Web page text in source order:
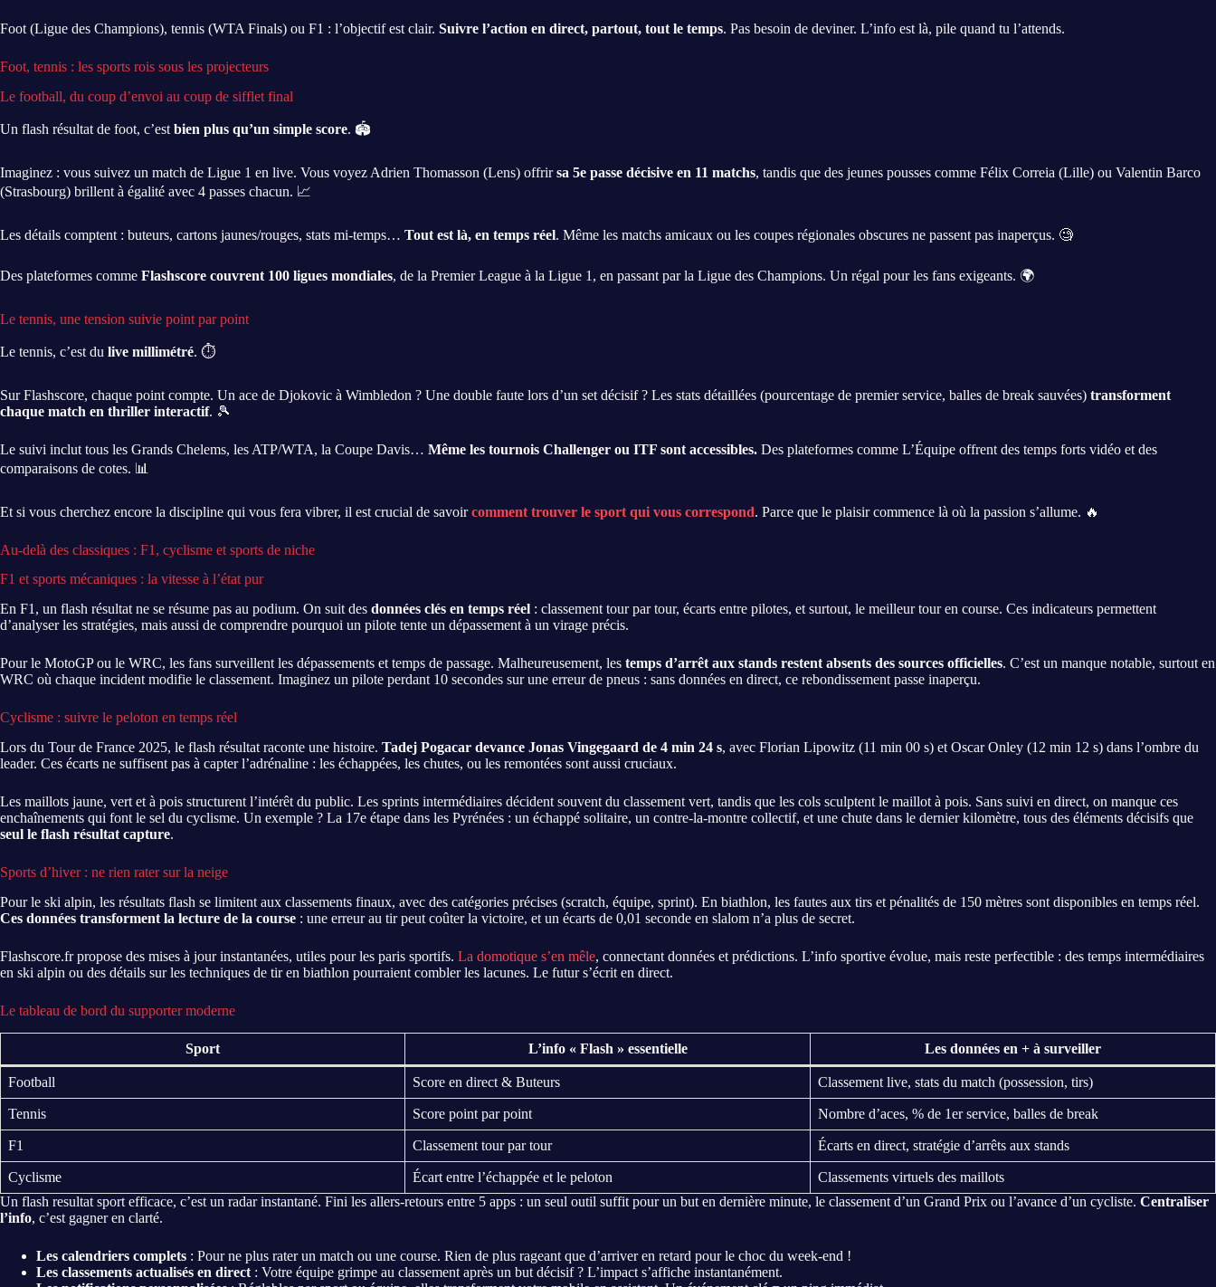
Foot (Ligue des Champions), tennis (WTA Finals) ou F1 : l’objectif est clair. Suivre l’action en direct, partout, tout le temps. Pas besoin de deviner. L’info est là, pile quand tu l’attends.
Foot, tennis : les sports rois sous les projecteurs
Le football, du coup d’envoi au coup de sifflet final
Un flash résultat de foot, c’est bien plus qu’un simple score. 🏟️
Imaginez : vous suivez un match de Ligue 1 en live. Vous voyez Adrien Thomasson (Lens) offrirsa 5e passe décisive en 11 matchs, tandis que des jeunes pousses comme Félix Correia (Lille) ou Valentin Barco
(Strasbourg) brillent à égalité avec 4 passes chacun. 📈
Les détails comptent : buteurs, cartons jaunes/rouges, stats mi-temps… Tout est là, en temps réel. Même les matchs amicaux ou les coupes régionales obscures ne passent pas inaperçus. 🧐
Des plateformes comme Flashscore couvrent 100 ligues mondiales, de la Premier League à la Ligue 1, en passant par la Ligue des Champions. Un régal pour les fans exigeants. 🌍
Le tennis, une tension suivie point par point
Le tennis, c’est du live millimétré. ⏱️
Sur Flashscore, chaque point compte. Un ace de Djokovic à Wimbledon ? Une double faute lors d’un set décisif ? Les stats détaillées (pourcentage de premier service, balles de break sauvées) transforment
chaque match en thriller interactif. 🎾
Le suivi inclut tous les Grands Chelems, les ATP/WTA, la Coupe Davis… Même les tournois Challenger ou ITF sont accessibles. Des plateformes comme L’Équipe offrent des temps forts vidéo et des
comparaisons de cotes. 📊
Et si vous cherchez encore la discipline qui vous fera vibrer, il est crucial de savoircomment trouver le sport qui vous correspond. Parce que le plaisir commence là où la passion s’allume. 🔥
Au-delà des classiques : F1, cyclisme et sports de niche
F1 et sports mécaniques : la vitesse à l’état pur
En F1, un flash résultat ne se résume pas au podium. On suit des données clés en temps réel : classement tour par tour, écarts entre pilotes, et surtout, le meilleur tour en course. Ces indicateurs permettent
d’analyser les stratégies, mais aussi de comprendre pourquoi un pilote tente un dépassement à un virage précis.
Pour le MotoGP ou le WRC, les fans surveillent les dépassements et temps de passage. Malheureusement, les temps d’arrêt aux stands restent absents des sources officielles. C’est un manque notable, surtout en
WRC où chaque incident modifie le classement. Imaginez un pilote perdant 10 secondes sur une erreur de pneus : sans données en direct, ce rebondissement passe inaperçu.
Cyclisme : suivre le peloton en temps réel
Lors du Tour de France 2025, le flash résultat raconte une histoire. Tadej Pogacar devance Jonas Vingegaard de 4 min 24 s, avec Florian Lipowitz (11 min 00 s) et Oscar Onley (12 min 12 s) dans l’ombre du
leader. Ces écarts ne suffisent pas à capter l’adrénaline : les échappées, les chutes, ou les remontées sont aussi cruciaux.
Les maillots jaune, vert et à pois structurent l’intérêt du public. Les sprints intermédiaires décident souvent du classement vert, tandis que les cols sculptent le maillot à pois. Sans suivi en direct, on manque ces
enchaînements qui font le sel du cyclisme. Un exemple ? La 17e étape dans les Pyrénées : un échappé solitaire, un contre-la-montre collectif, et une chute dans le dernier kilomètre, tous des éléments décisifs que
seul le flash résultat capture.
Sports d’hiver : ne rien rater sur la neige
Pour le ski alpin, les résultats flash se limitent aux classements finaux, avec des catégories précises (scratch, équipe, sprint). En biathlon, les fautes aux tirs et pénalités de 150 mètres sont disponibles en temps réel.
Ces données transforment la lecture de la course : une erreur au tir peut coûter la victoire, et un écarts de 0,01 seconde en slalom n’a plus de secret.
Flashscore.fr propose des mises à jour instantanées, utiles pour les paris sportifs. La domotique s’en mêle, connectant données et prédictions. L’info sportive évolue, mais reste perfectible : des temps intermédiaires
en ski alpin ou des détails sur les techniques de tir en biathlon pourraient combler les lacunes. Le futur s’écrit en direct.
Le tableau de bord du supporter moderne
Sport L’info « Flash » essentielle Les données en + à surveiller
Football Score en direct & Buteurs Classement live, stats du match (possession, tirs)
Tennis Score point par point Nombre d’aces, % de 1er service, balles de break
F1 Classement tour par tour Écarts en direct, stratégie d’arrêts aux stands
Cyclisme Écart entre l’échappée et le peloton
Classements virtuels des maillots
Un flash resultat sport efficace, c’est un radar instantané. Fini les allers-retours entre 5 apps : un seul outil suffit pour un but en dernière minute, le classement d’un Grand Prix ou l’avance d’un cycliste. Centraliser
l’info, c’est gagner en clarté.
Les calendriers complets : Pour ne plus rater un match ou une course. Rien de plus rageant que d’arriver en retard pour le choc du week-end !
Les classements actualisés en direct : Votre équipe grimpe au classement après un but décisif ? L’impact s’affiche instantanément.